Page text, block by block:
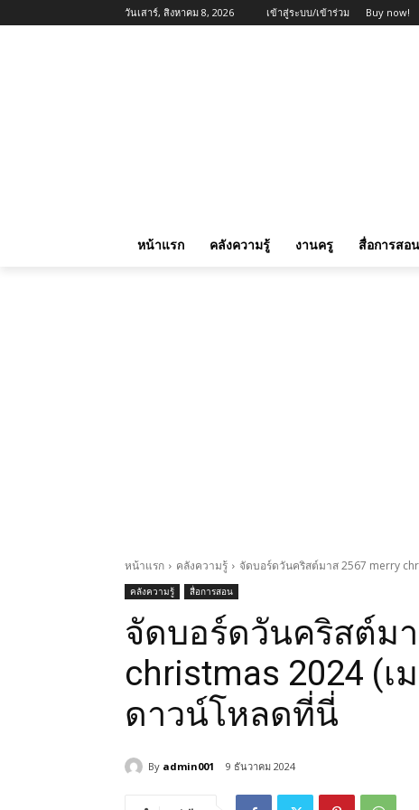
วันเสาร์, สิงหาคม 8, 2026 เข้าสู่ระบบ/เข้าร่วม Buy now!
หน้าแรก คลังความรู้ งานครู สื่อการสอน
หน้าแรก คลังความรู้ จัดบอร์ดวันคริสต์มาส 2567 merry
คลังความรู้ สื่อการสอน
จัดบอร์ดวันคริสต์ม
christmas 2024 (เ
ดาวน์โหลดที่นี่
By admin001 9 ธันวาคม 2024